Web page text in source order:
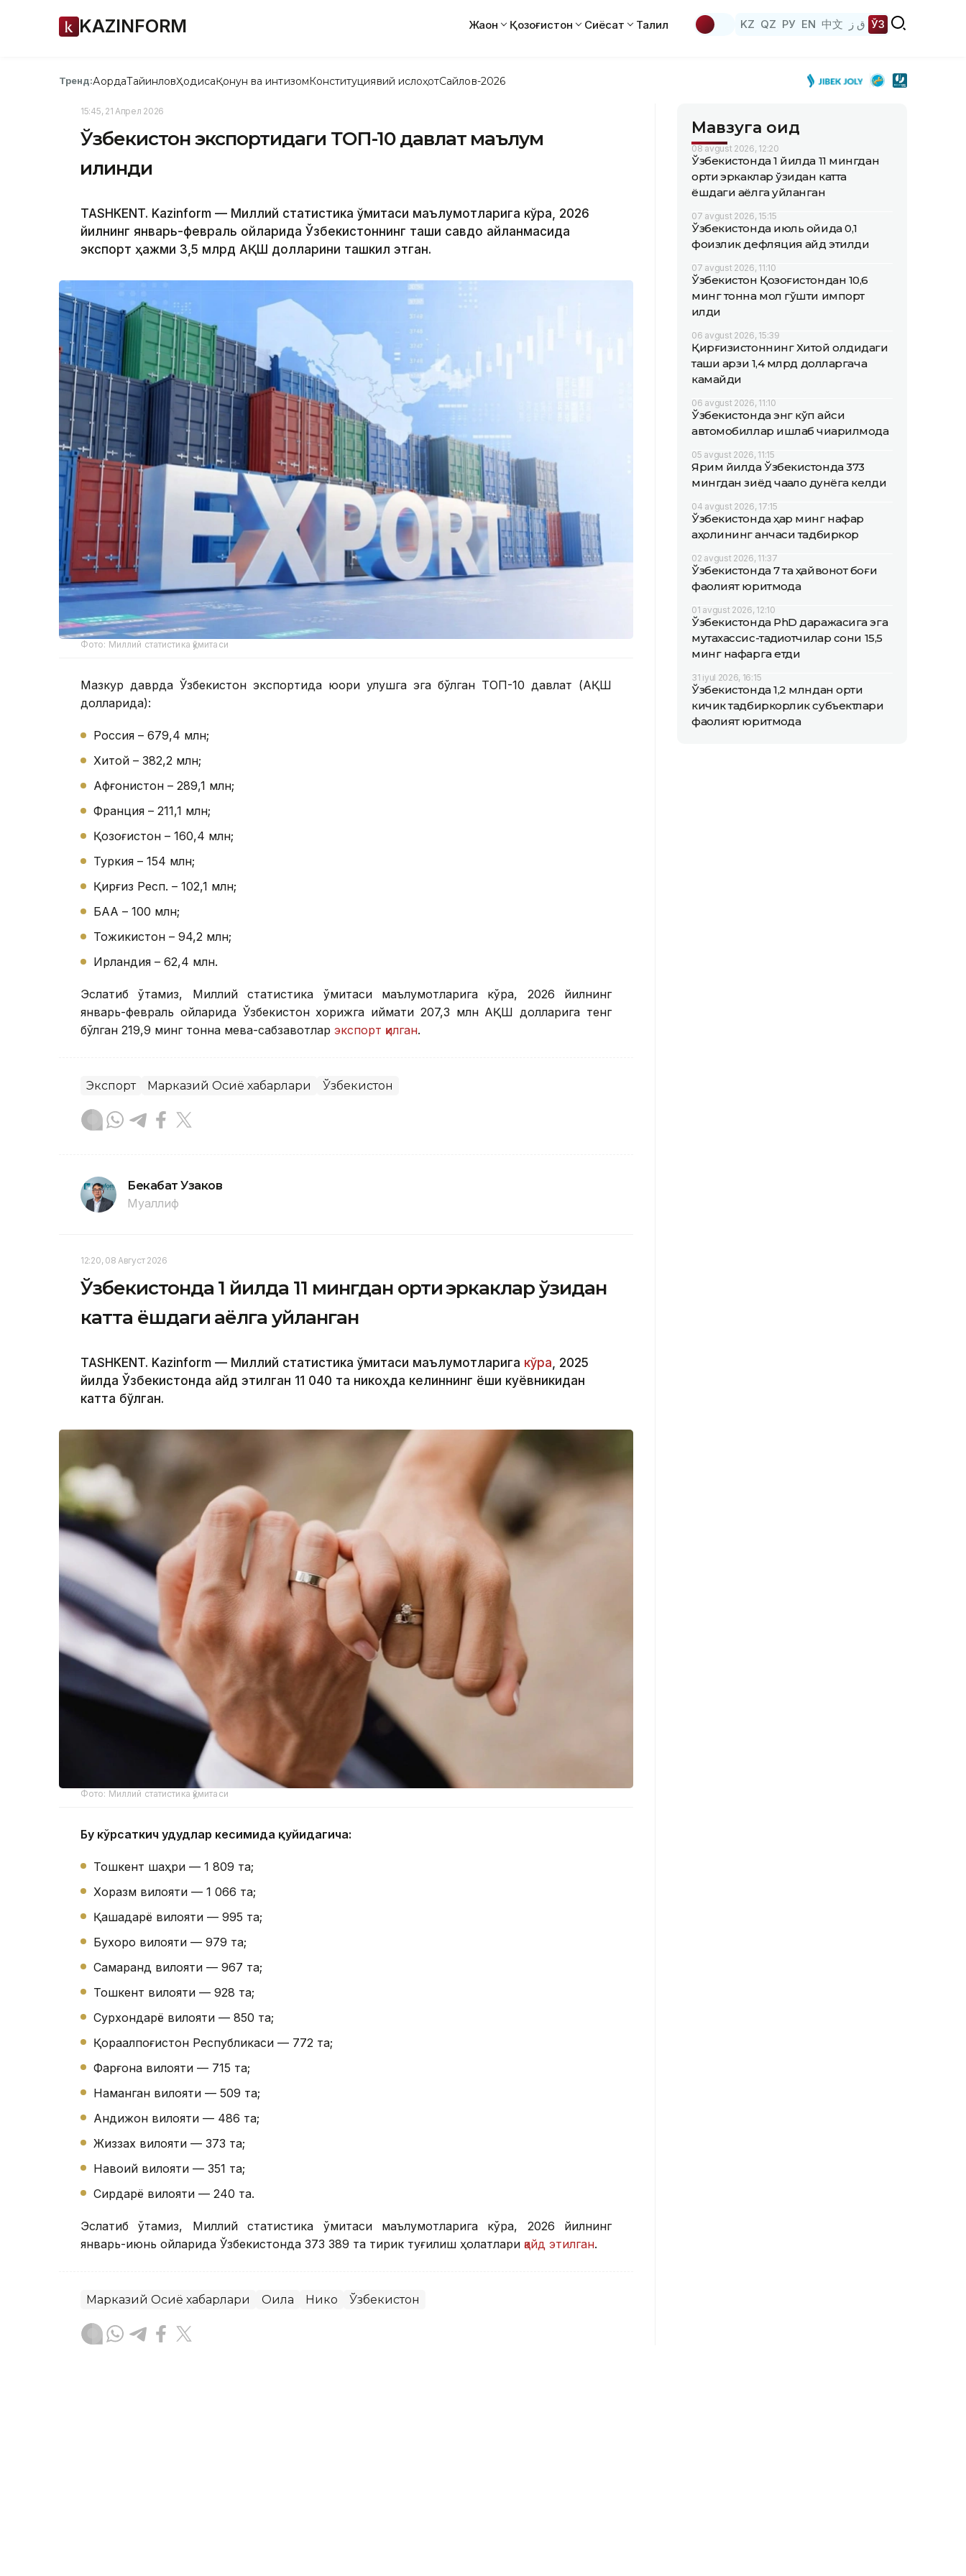
KAZINFORM Жаҳон Қозоғистон Сиёсат Таҳлил KZ QZ РУ EN 中文 ق ز ЎЗ
Тренд:АқордаТайинловҲодисаҚонун ва интизомКонституциявий ислоҳотСайлов-2026
15:45, 21 Апрел 2026
Ўзбекистон экспортидаги ТОП-10 давлат маълум
қилинди
TASHKENT. Kazinform — Миллий статистика қўмитаси маълумотларига кўра, 2026
йилнинг январь-февраль ойларида Ўзбекистоннинг ташқи савдо айланмасида
экспорт ҳажми 3,5 млрд АҚШ долларини ташкил этган.
Фото: Миллий статистика қўмитаси
Мазкур даврда Ўзбекистон экспортида юқори улушга эга бўлган ТОП-10 давлат (АҚШ
долларида):
Россия – 679,4 млн;
Хитой – 382,2 млн;
Афғонистон – 289,1 млн;
Франция – 211,1 млн;
Қозоғистон – 160,4 млн;
Туркия – 154 млн;
Қирғиз Респ. – 102,1 млн;
БАА – 100 млн;
Тожикистон – 94,2 млн;
Ирландия – 62,4 млн.
Эслатиб ўтамиз, Миллий статистика қўмитаси маълумотларига кўра, 2026 йилнинг
январь-февраль ойларида Ўзбекистон хорижга қиймати 207,3 млн АҚШ долларига тенг
бўлган 219,9 минг тонна мева-сабзавотлар экспорт қилган.
Экспорт Марказий Осиё хабарлари Ўзбекистон
Бекабат Узаков
Муаллиф
12:20, 08 Август 2026
Ўзбекистонда 1 йилда 11 мингдан ортиқ эркаклар ўзидан
катта ёшдаги аёлга уйланган
TASHKENT. Kazinform — Миллий статистика қўмитаси маълумотларига кўра, 2025
йилда Ўзбекистонда қайд этилган 11 040 та никоҳда келиннинг ёши куёвникидан
катта бўлган.
Фото: Миллий статистика қўмитаси
Бу кўрсаткич ҳудудлар кесимида қуйидагича:
Тошкент шаҳри — 1 809 та;
Хоразм вилояти — 1 066 та;
Қашқадарё вилояти — 995 та;
Бухоро вилояти — 979 та;
Самарқанд вилояти — 967 та;
Тошкент вилояти — 928 та;
Сурхондарё вилояти — 850 та;
Қорақалпоғистон Республикаси — 772 та;
Фарғона вилояти — 715 та;
Наманган вилояти — 509 та;
Андижон вилояти — 486 та;
Жиззах вилояти — 373 та;
Навоий вилояти — 351 та;
Сирдарё вилояти — 240 та.
Эслатиб ўтамиз, Миллий статистика қўмитаси маълумотларига кўра, 2026 йилнинг
январь-июнь ойларида Ўзбекистонда 373 389 та тирик туғилиш ҳолатлари қайд этилган.
Марказий Осиё хабарлари Оила Никоҳ Ўзбекистон
Мавзуга оид
08 avgust 2026, 12:20
Ўзбекистонда 1 йилда 11 мингдан
ортиқ эркаклар ўзидан катта
ёшдаги аёлга уйланган
07 avgust 2026, 15:15
Ўзбекистонда июль ойида 0,1
фоизлик дефляция қайд этилди
07 avgust 2026, 11:10
Ўзбекистон Қозоғистондан 10,6
минг тонна мол гўшти импорт
қилди
06 avgust 2026, 15:39
Қирғизистоннинг Хитой олдидаги
ташқи қарзи 1,4 млрд долларгача
камайди
06 avgust 2026, 11:10
Ўзбекистонда энг кўп қайси
автомобиллар ишлаб чиқарилмоқда
05 avgust 2026, 11:15
Ярим йилда Ўзбекистонда 373
мингдан зиёд чақалоқ дунёга келди
04 avgust 2026, 17:15
Ўзбекистонда ҳар минг нафар
аҳолининг қанчаси тадбиркор
02 avgust 2026, 11:37
Ўзбекистонда 7 та ҳайвонот боғи
фаолият юритмоқда
01 avgust 2026, 12:10
Ўзбекистонда PhD даражасига эга
мутахассис-тадқиқотчилар сони 15,5
минг нафарга етди
31 iyul 2026, 16:15
Ўзбекистонда 1,2 млндан ортиқ
кичик тадбиркорлик субъектлари
фаолият юритмоқда